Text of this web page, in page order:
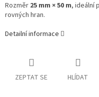
Rozměr 25 mm × 50 m, ideální
rovných hran.
Detailní informace
ZEPTAT SE HLÍDAT